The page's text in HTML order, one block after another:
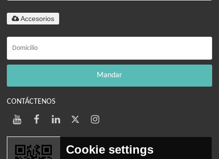
Accesorios
Mandar
CONTÁCTENOS
Cookie settings